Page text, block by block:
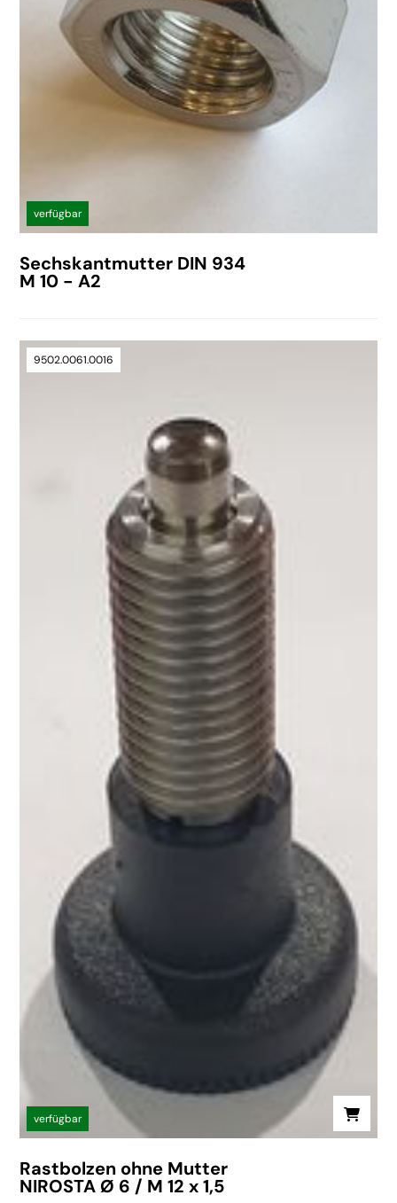
verfügbar
Sechskantmutter DIN 934
M 10 - A2
9502.0061.0016
verfügbar
Rastbolzen ohne Mutter
NIROSTA Ø 6 / M 12 x 1,5